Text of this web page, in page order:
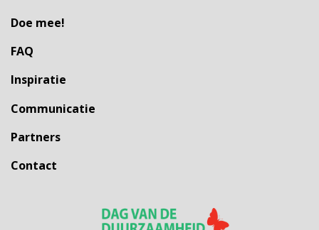
Doe mee!
FAQ
Inspiratie
Communicatie
Partners
Contact